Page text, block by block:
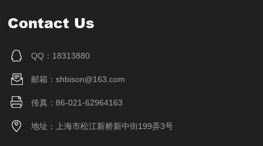
Contact Us
QQ：18313880
邮箱：shbison@163.com
传真：86-021-62964163
地址：上海市松江新桥新中街199弄3号